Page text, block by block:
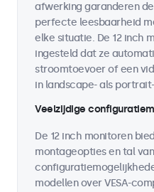
afwerking garanderen
perfecte leesbaarheid
elke situatie. De 12 inch
ingesteld dat ze
stroomtoevoer of een
in landscape- als
Veelzijdige
De 12 inch monitoren
montageopties en tal van
modellen over VESA-